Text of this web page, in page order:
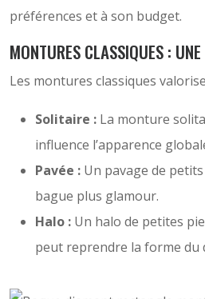
préférences et à son budget.
MONTURES CLASSIQUES :
Les montures classiques
Solitaire : La monture
influence l’apparence
Pavée : Un pavage de
bague plus glamour.
Halo : Un halo de petites
peut reprendre la forme du